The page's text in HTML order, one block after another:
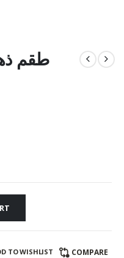
TO WISHLIST COMPARE